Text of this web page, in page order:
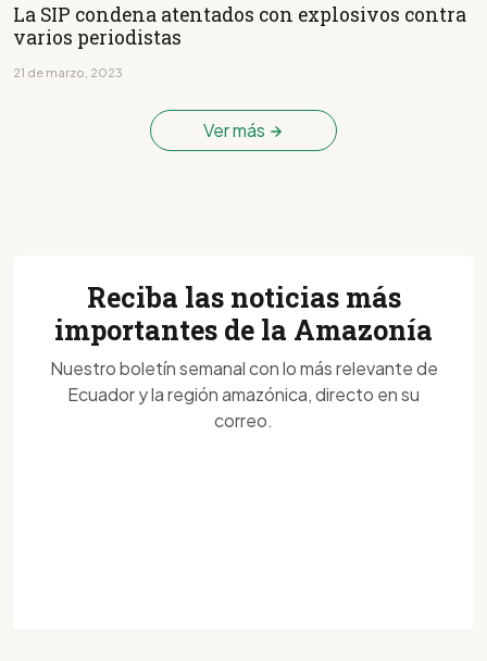
La SIP condena atentados con explosivos contra
varios periodistas
21 de marzo, 2023
Ver más
Reciba las noticias más
importantes de la Amazonía
Nuestro boletín semanal con lo más relevante de
Ecuador y la región amazónica, directo en su
correo.